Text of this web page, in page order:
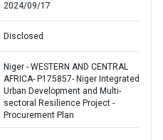
2024/09/17
Disclosed
Niger - WESTERN AND CENTRAL
AFRICA- P175857- Niger Integrated
Urban Development and Multi-
sectoral Resilience Project -
Procurement Plan